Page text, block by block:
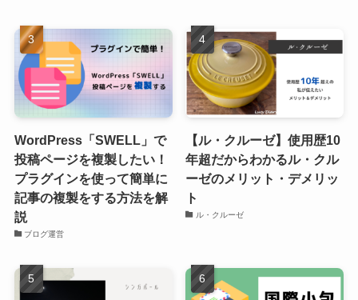
WordPress「SWELL」で
投稿ページを複製したい！
プラグインを使って簡単に
記事の複製をする方法を解
説
ブログ運営
【ル・クルーゼ】使用歴10
年超だからわかるル・クル
ーゼのメリット・デメリッ
ト
ル・クルーゼ